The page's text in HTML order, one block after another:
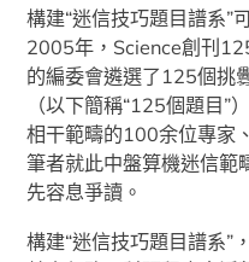
構建“迷信技巧題目譜系”
2005年，Science創刊
的編委會遴選了125個挑
（以下簡稱“125個題目
相干範疇的100余位專家
筆者就此中盤算機迷信範
先容息爭讀。
構建“迷信技巧題目譜系”